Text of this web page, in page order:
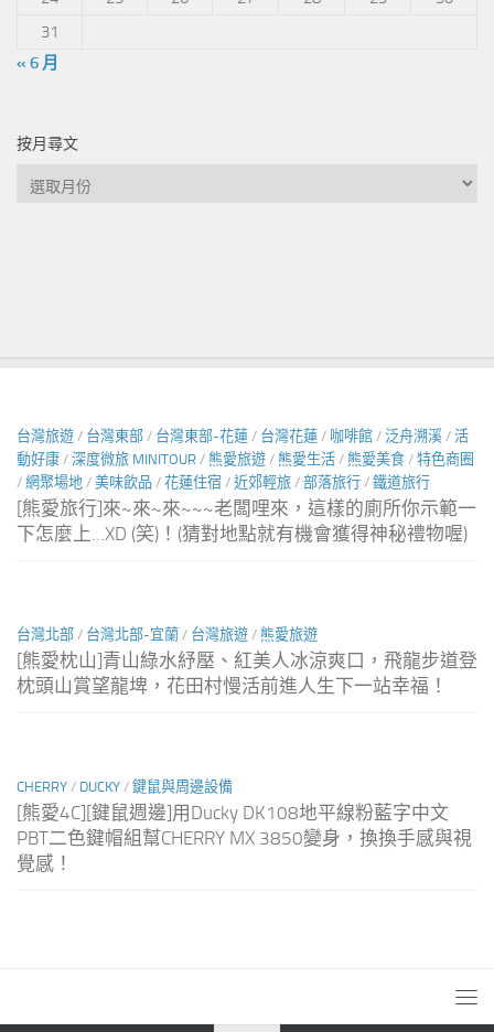
31
« 6 月
按月尋文
按
台灣旅遊 / 台灣東部 / 台灣東部-花蓮 / 台灣花蓮 / 咖啡館 / 泛舟溯溪 / 活
動好康 / 深度微旅 MINITOUR / 熊愛旅遊 / 熊愛生活 / 熊愛美食 / 特色商圈
/ 網聚場地 / 美味飲品 / 花蓮住宿 / 近郊輕旅 / 部落旅行 / 鐵道旅行
[熊愛旅行]來~來~來~~~老闆哩來，這樣的廁所你示範一
下怎麼上…XD (笑)！(猜對地點就有機會獲得神秘禮物喔)
台灣北部 / 台灣北部-宜蘭 / 台灣旅遊 / 熊愛旅遊
[熊愛枕山]青山綠水紓壓、紅美人冰涼爽口，飛龍步道登
枕頭山賞望龍埤，花田村慢活前進人生下一站幸福！
CHERRY / DUCKY / 鍵鼠與周邊設備
[熊愛4C][鍵鼠週邊]用Ducky DK108地平線粉藍字中文
PBT二色鍵帽組幫CHERRY MX 3850變身，換換手感與視
覺感！